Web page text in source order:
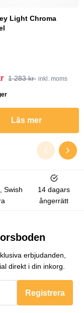
Light Chroma
1 283 kr inkl. moms
Läs mer
Swish
14 dagars
ångerrätt
erbjudanden,
direkt i din inkorg.
Registrera